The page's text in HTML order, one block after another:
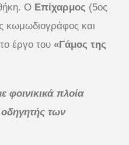
Ο Επίχαρμος (5ος
κωμωδιογράφος και
έργο του «Γάμος της
φοινικικά πλοία
των